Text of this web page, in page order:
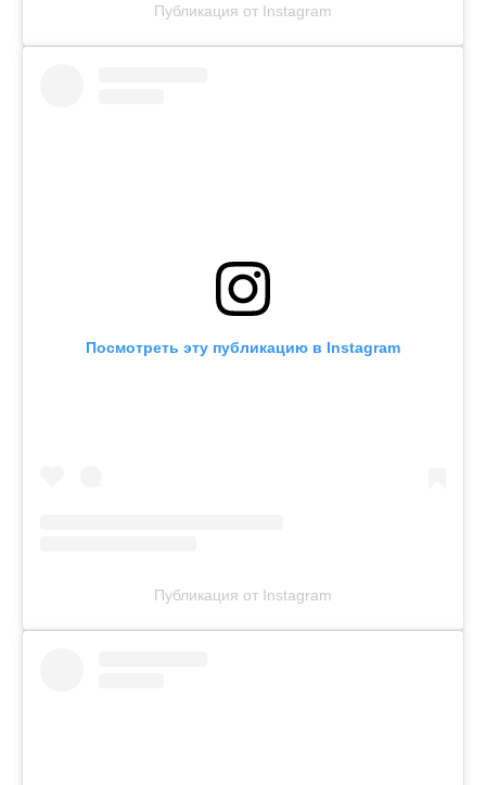
Публикация от Instagram
Посмотреть эту публикацию в Instagram
Публикация от Instagram